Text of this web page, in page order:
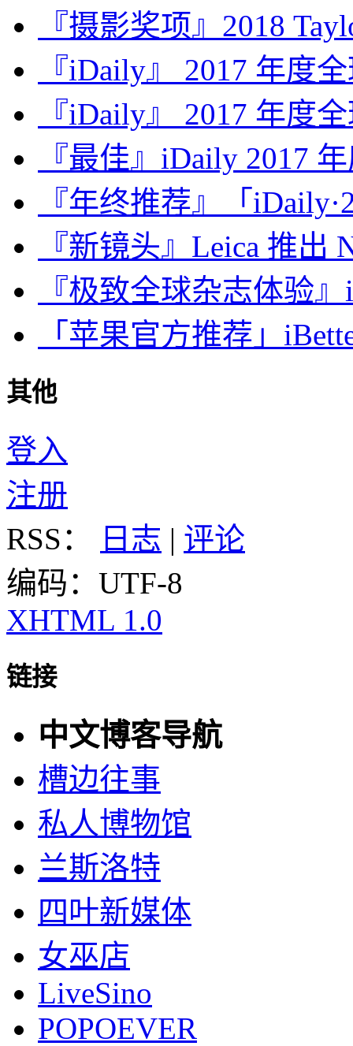
『摄影奖项』2018
『iDaily』 2017 年度
『iDaily』 2017 年度
『最佳』iDaily 2017
『年终推荐』「
『新镜头』Leica 推出
『极致全球杂志体验
「苹果官方推荐」
其他
登入
注册
RSS：
日志 | 评论
编码：UTF-8
XHTML 1.0
链接
中文博客导航
槽边往事
私人博物馆
兰斯洛特
四叶新媒体
女巫店
LiveSino
POPOEVER